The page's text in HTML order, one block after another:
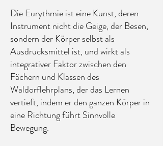
Die Eurythmie ist eine Kunst, deren
Instrument nicht die Geige, der Besen,
sondern der Körper selbst als
Ausdrucksmittel ist, und wirkt als
integrativer Faktor zwischen den
Fächern und Klassen des
Waldorflehrplans, der das Lernen
vertieft, indem er den ganzen Körper in
eine Richtung führt Sinnvolle
Bewegung.